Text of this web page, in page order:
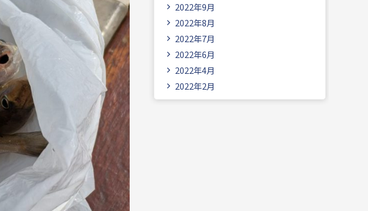
2022年9月
2022年8月
2022年7月
2022年6月
2022年4月
2022年2月